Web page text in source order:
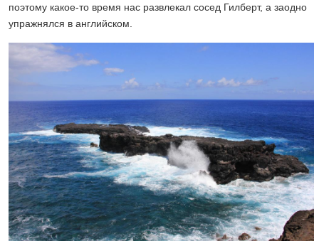
поэтому какое-то время нас развлекал сосед Гилберт, а заодно
упражнялся в английском.